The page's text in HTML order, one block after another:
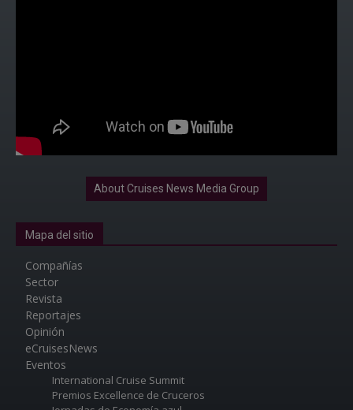
About Cruises News Media Group
Mapa del sitio
Compañías
Sector
Revista
Reportajes
Opinión
eCruisesNews
Eventos
International Cruise Summit
Premios Excellence de Cruceros